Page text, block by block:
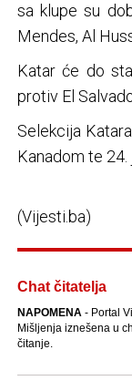
sa klupe su
Mendes, Al
Katar će do
protiv El
Selekcija
Kanadom te
(Vijesti.ba)
Chat čitatelja
NAPOMENA- Portal
Mišljenja iznešena u
čitanje.